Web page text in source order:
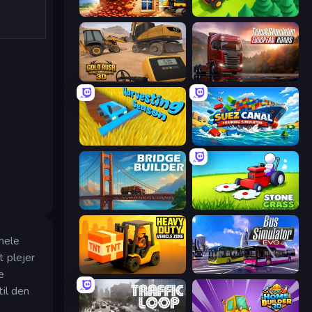
plejer
den
City Constructor Lumber Harvest: Tree Cutting Game
Gold Rush: Gold Simulator 3D Truck Simulator: European Roads
Harvesting Season Suez Canal Training Simulator
Bridge Builder Stone Grass: Mowing Simulator
Bus Simulator: EVO